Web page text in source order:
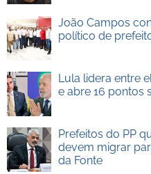
João Campos
político de
Lula lidera entre
e abre 16 pontos
Prefeitos do PP
devem migrar
da Fonte